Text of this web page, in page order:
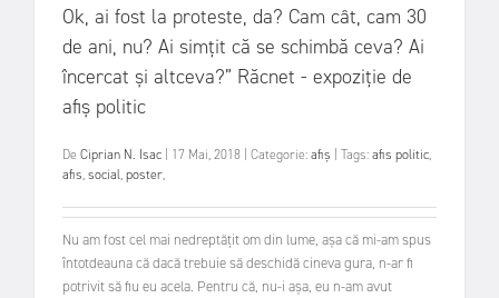
Ok, ai fost la proteste, da? Cam cât, cam 30
de ani, nu? Ai simțit că se schimbă ceva? Ai
încercat și altceva?” Răcnet - expoziție de
afiș politic
De Ciprian N. Isac 17 Mai, 2018 Categorie:afiș Tags:afis politic,
afis,social,poster,
Nu am fost cel mai nedreptățit om din lume, așa că mi-am spus
întotdeauna că dacă trebuie să deschidă cineva gura, n-ar fi
potrivit să fiu eu acela. Pentru că, nu-i așa, eu n-am avut